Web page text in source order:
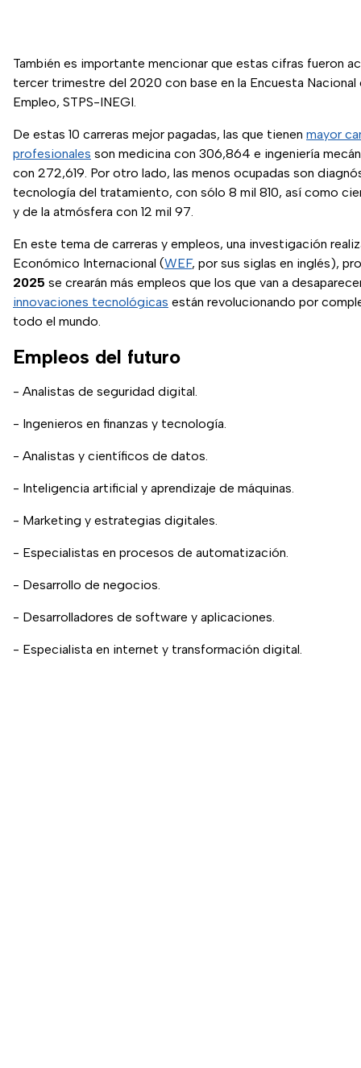
También es importante mencionar que estas cifras fueron
tercer trimestre del 2020 con base en la Encuesta Nacional
Empleo, STPS-INEGI.
De estas 10 carreras mejor pagadas, las que tienen mayor
profesionales son medicina con 306,864 e ingeniería
con 272,619. Por otro lado, las menos ocupadas son
tecnología del tratamiento, con sólo 8 mil 810, así como
y de la atmósfera con 12 mil 97.
En este tema de carreras y empleos, una investigación
Económico Internacional (WEF, por sus siglas en inglés),
2025 se crearán más empleos que los que van a
innovaciones tecnológicas están revolucionando por
todo el mundo.
Empleos del futuro
- Analistas de seguridad digital.
- Ingenieros en finanzas y tecnología.
- Analistas y científicos de datos.
- Inteligencia artificial y aprendizaje de máquinas.
- Marketing y estrategias digitales.
- Especialistas en procesos de automatización.
- Desarrollo de negocios.
- Desarrolladores de software y aplicaciones.
- Especialista en internet y transformación digital.